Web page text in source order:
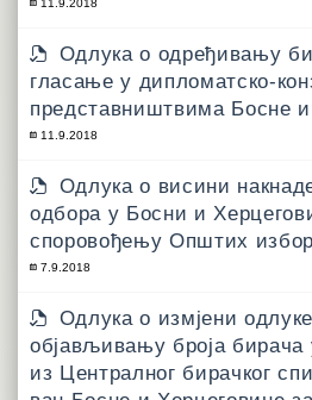
11.9.2018
Одлука о одређивању
гласање у дипломатско-
представништвима Босне
11.9.2018
Одлука о висини
одбора у Босни и
споровођењу Општих
7.9.2018
Одлука о измјени
објављивању броја бирача
из Централног бирачког